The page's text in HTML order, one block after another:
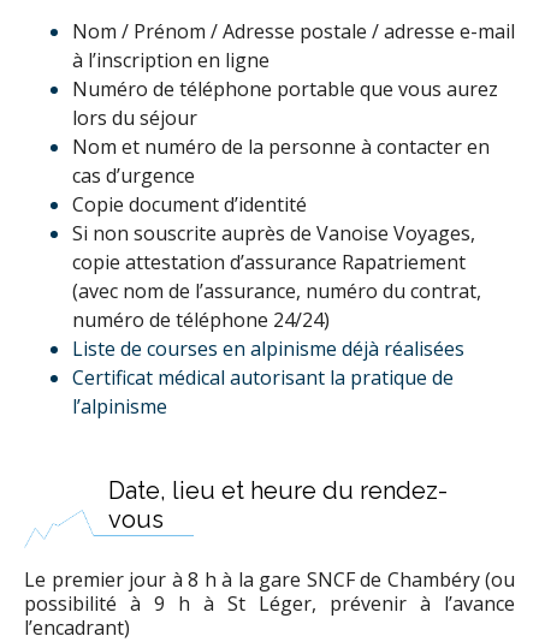
Nom / Prénom / Adresse postale / adresse e-mail
à l’inscription en ligne
Numéro de téléphone portable que vous aurez
lors du séjour
Nom et numéro de la personne à contacter en
cas d’urgence
Copie document d’identité
Si non souscrite auprès de Vanoise Voyages,
copie attestation d’assurance Rapatriement
(avec nom de l’assurance, numéro du contrat,
numéro de téléphone 24/24)
Liste de courses en alpinisme déjà réalisées
Certificat médical autorisant la pratique de
l’alpinisme
Date, lieu et heure du rendez-
vous
Le premier jour à 8 h à la gare SNCF de Chambéry (ou
possibilité à 9 h à St Léger, prévenir à l’avance
l’encadrant)